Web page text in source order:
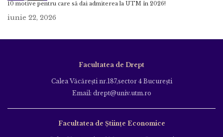
10 motive pentru care să dai admiterea la UTM în 2026!
iunie 22, 2026
Facultatea de Drept
Calea Văcăreşti nr.187,sector 4 Bucureşti
Email: drept@univ.utm.ro
Facultatea de Științe Economice